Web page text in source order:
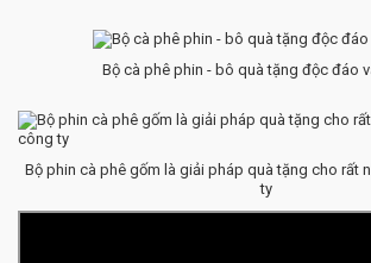
Bộ cà phê phin - bô quà tặng độc đáo
Bộ phin cà phê gốm là giải pháp quà tặng cho rất
ty